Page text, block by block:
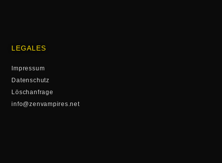
LEGALES
Impressum
Datenschutz
Löschanfrage
info@zenvampires.net